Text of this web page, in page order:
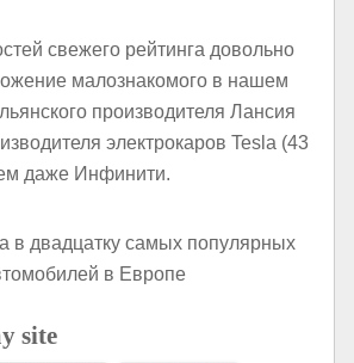
свежего рейтинга довольно
малознакомого в нашем
производителя Лансия
электрокаров Tesla (43
даже Инфинити.
site